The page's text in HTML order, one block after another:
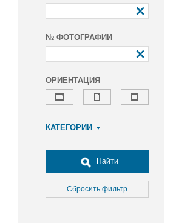
№ ФОТОГРАФИИ
ОРИЕНТАЦИЯ
КАТЕГОРИИ
Досуг, туризм и отдых
Культура
Медицина
Найти
Сбросить фильтр